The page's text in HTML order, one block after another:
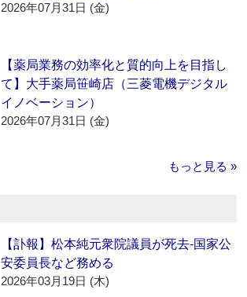
2026年07月31日 (金)
【薬局業務の効率化と質的向上を目指し
て】大手薬局笹崎店（三菱電機デジタル
イノベーション）
2026年07月31日 (金)
もっと見る »
【訃報】松本純元衆院議員が死去‐国家公
安委員長など務める
2026年03月19日 (木)